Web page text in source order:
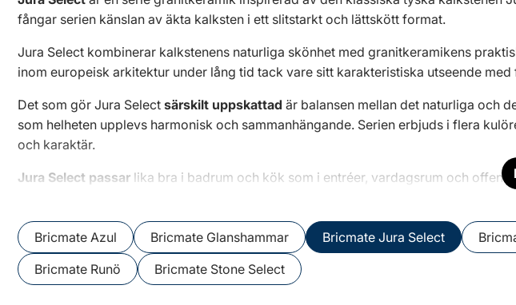
fångar serien känslan av äkta kalksten i ett slitstarkt och lättskött format.
Jura Select kombinerar kalkstenens naturliga skönhet med granitkeramikens
inom europeisk arkitektur under lång tid tack vare sitt karakteristiska utseende
Det som gör Jura Select särskilt uppskattad är balansen mellan det naturliga och
som helheten upplevs harmonisk och sammanhängande. Serien erbjuds i flera
och karaktär.
Jura Select passar lika bra i badrum och kök som i entréer, vardagsrum och
varianterna ett extra djup i ytan och en tydligare stenkaraktär.
Bricmate Azul
Bricmate Glanshammar Bricmate Jura Select
Bricmate Runö
Bricmate Stone Select